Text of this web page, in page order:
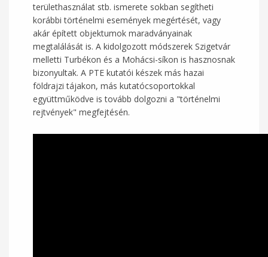
területhasználat stb. ismerete sokban segítheti
korábbi történelmi események megértését, vagy
akár épített objektumok maradványainak
megtalálását is. A kidolgozott módszerek Szigetvár
melletti Turbékon és a Mohácsi-síkon is hasznosnak
bizonyultak. A PTE kutatói készek más hazai
földrajzi tájakon, más kutatócsoportokkal
együttműködve is tovább dolgozni a "történelmi
rejtvények" megfejtésén.